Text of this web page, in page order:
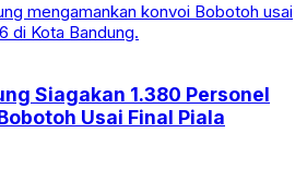
Siagakan 1.380 Personel
Usai Final Piala